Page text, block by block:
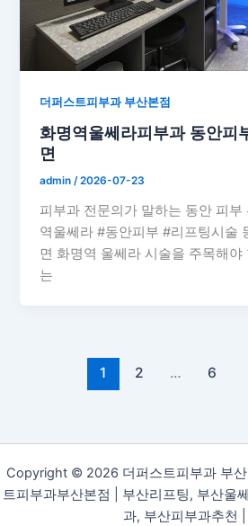
더퍼스트피부과 부산본점
화명역울쎄라피부과 동안피
면
admin/2026-07-23
피부과 전문의가 말하는 동안 피부
역울쎄라 #동안피부 #리프팅시술
면 화명역 울쎄라 시술을 주목해
는
1 2 … 6
Copyright © 2026 더퍼스트피부과 부
트피부과부산본점 | 부산리프팅, 부산울
과, 부산피부과추천 |